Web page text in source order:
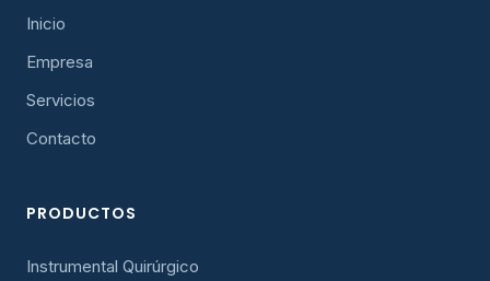
Inicio
Empresa
Servicios
Contacto
PRODUCTOS
Instrumental Quirúrgico